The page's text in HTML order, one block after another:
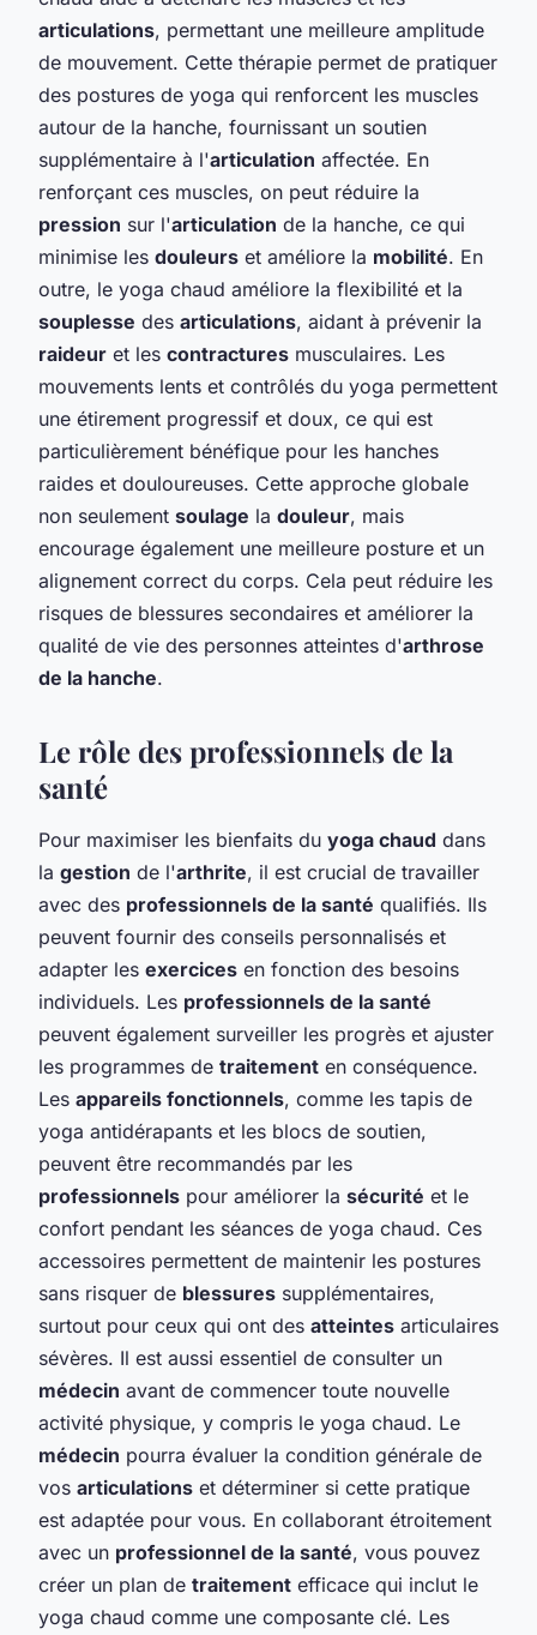
articulations, permettant une meilleure amplitude
de mouvement. Cette thérapie permet de pratiquer
des postures de yoga qui renforcent les muscles
autour de la hanche, fournissant un soutien
supplémentaire à l'articulation affectée. En
renforçant ces muscles, on peut réduire la
pression sur l'articulation de la hanche, ce qui
minimise les douleurs et améliore la mobilité. En
outre, le yoga chaud améliore la flexibilité et la
souplesse des articulations, aidant à prévenir la
raideur et les contractures musculaires. Les
mouvements lents et contrôlés du yoga permettent
une étirement progressif et doux, ce qui est
particulièrement bénéfique pour les hanches
raides et douloureuses. Cette approche globale
non seulement soulage la douleur, mais
encourage également une meilleure posture et un
alignement correct du corps. Cela peut réduire les
risques de blessures secondaires et améliorer la
qualité de vie des personnes atteintes d'arthrose
de la hanche.
Le rôle des professionnels de la
santé
Pour maximiser les bienfaits du yoga chaud dans
la gestion de l'arthrite, il est crucial de travailler
avec des professionnels de la santé qualifiés. Ils
peuvent fournir des conseils personnalisés et
adapter les exercices en fonction des besoins
individuels. Les professionnels de la santé
peuvent également surveiller les progrès et ajuster
les programmes de traitement en conséquence.
Les appareils fonctionnels, comme les tapis de
yoga antidérapants et les blocs de soutien,
peuvent être recommandés par les
professionnels pour améliorer la sécurité et le
confort pendant les séances de yoga chaud. Ces
accessoires permettent de maintenir les postures
sans risquer de blessures supplémentaires,
surtout pour ceux qui ont des atteintes articulaires
sévères. Il est aussi essentiel de consulter un
médecin avant de commencer toute nouvelle
activité physique, y compris le yoga chaud. Le
médecin pourra évaluer la condition générale de
vos articulations et déterminer si cette pratique
est adaptée pour vous. En collaborant étroitement
avec un professionnel de la santé, vous pouvez
créer un plan de traitement efficace qui inclut le
yoga chaud comme une composante clé. Les